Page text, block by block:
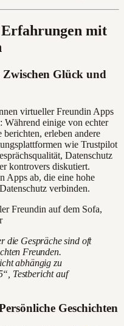
mit
Glück und
virtueller Freundin Apps
Während einige von echter
erleben andere
wie Trustpilot
Datenschutz
kontrovers diskutiert.
Apps ab, die eine hohe
verbinden.
die Gespräche sind oft
Freunden.
abhängig zu
Testbericht auf
Geschichten